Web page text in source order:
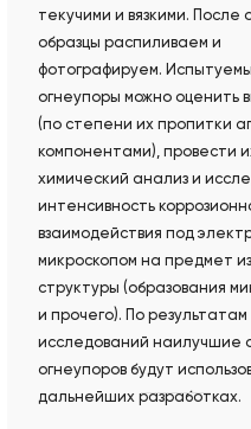
текучими и вязкими. После
образцы распиливаем и
фотографируем.
огнеупоры можно оценить
(по степени их пропитки
компонентами), провести
химический анализ и
интенсивность
взаимодействия под
микроскопом на предмет
структуры (образования
и прочего). По результатам
исследований наилучшие
огнеупоров будут
дальнейших разработках.